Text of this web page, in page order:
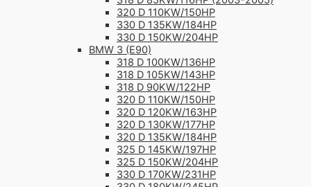
320 D 110KW/150HP
330 D 135KW/184HP
330 D 150KW/204HP
BMW 3 (E90)
318 D 100KW/136HP
318 D 105KW/143HP
318 D 90KW/122HP
320 D 110KW/150HP
320 D 120KW/163HP
320 D 130KW/177HP
320 D 135KW/184HP
325 D 145KW/197HP
325 D 150KW/204HP
330 D 170KW/231HP